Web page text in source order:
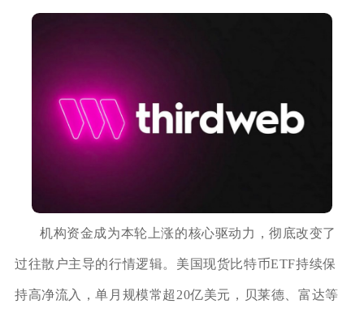
机构资金成为本轮上涨的核心驱动力，彻底改变了
过往散户主导的行情逻辑。美国现货比特币ETF持续保
持高净流入，单月规模常超20亿美元，贝莱德、富达等